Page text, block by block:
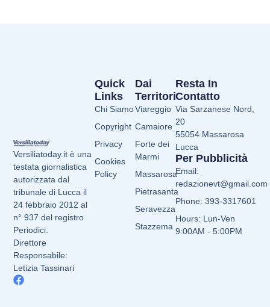
Versiliatoday.it è una
testata giornalistica
autorizzata dal
tribunale di Lucca il
24 febbraio 2012 al
n° 937 del registro
Periodici.
Direttore
Responsabile:
Letizia Tassinari
Dai
Territori
Viareggio
Camaiore
Forte dei
Marmi
Massarosa
Pietrasanta
Seravezza
Stazzema
Quick
Links
Chi Siamo
Copyright
Privacy
Cookies
Policy
Resta In
Contatto
Via Sarzanese Nord,
20
55054 Massarosa
Lucca
Per Pubblicità
Email:
redazionevt@gmail.com
Phone: 393-3317601
Hours: Lun-Ven
9:00AM - 5:00PM